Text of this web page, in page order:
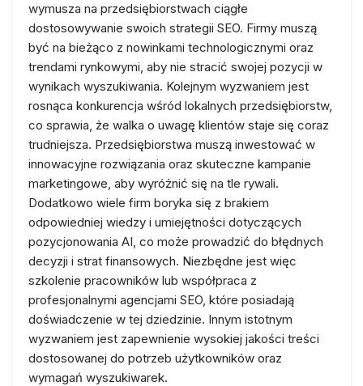
wymusza na przedsiębiorstwach ciągłe
dostosowywanie swoich strategii SEO. Firmy muszą
być na bieżąco z nowinkami technologicznymi oraz
trendami rynkowymi, aby nie stracić swojej pozycji w
wynikach wyszukiwania. Kolejnym wyzwaniem jest
rosnąca konkurencja wśród lokalnych przedsiębiorstw,
co sprawia, że walka o uwagę klientów staje się coraz
trudniejsza. Przedsiębiorstwa muszą inwestować w
innowacyjne rozwiązania oraz skuteczne kampanie
marketingowe, aby wyróżnić się na tle rywali.
Dodatkowo wiele firm boryka się z brakiem
odpowiedniej wiedzy i umiejętności dotyczących
pozycjonowania AI, co może prowadzić do błędnych
decyzji i strat finansowych. Niezbędne jest więc
szkolenie pracowników lub współpraca z
profesjonalnymi agencjami SEO, które posiadają
doświadczenie w tej dziedzinie. Innym istotnym
wyzwaniem jest zapewnienie wysokiej jakości treści
dostosowanej do potrzeb użytkowników oraz
wymagań wyszukiwarek.